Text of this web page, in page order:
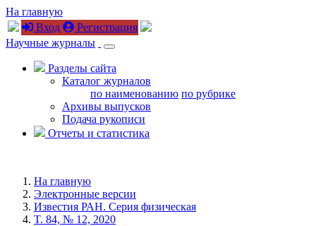
На главную
Вход
Регистрация
Научные журналы
Разделы сайта
Каталог журналов
по наименованию по рубрике
Архивы выпусков
Подача рукописи
Отчеты и статистика
На главную
Электронные версии
Известия РАН. Серия физическая
T. 84, № 12, 2020